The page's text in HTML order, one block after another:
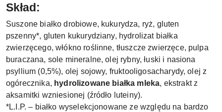
Skład:
Suszone białko drobiowe, kukurydza, ryż, gluten
pszenny*, gluten kukurydziany, hydrolizat białka
zwierzęcego, włókno roślinne, tłuszcze zwierzęce, pulpa
buraczana, sole mineralne, olej rybny, łuski i nasiona
psyllium (0,5%), olej sojowy, fruktooligosacharydy, olej z
ogórecznika, hydrolizowane białka mleka, ekstrakt z
aksamitki wzniesionej (źródło luteiny).
*L.I.P. – białko wyselekcjonowane ze względu na bardzo